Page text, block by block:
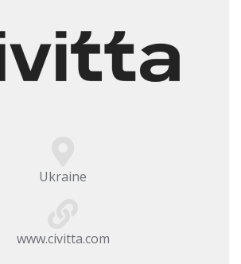
Ukraine
www.civitta.com